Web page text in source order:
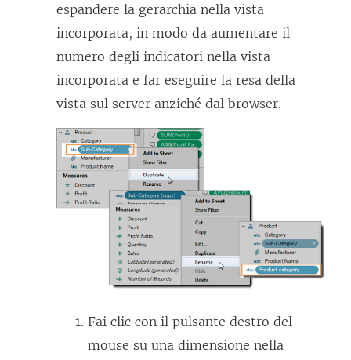
espandere la gerarchia nella vista
incorporata, in modo da aumentare il
numero degli indicatori nella vista
incorporata e far eseguire la resa della
vista sul server anziché dal browser.
Fai clic con il pulsante destro del
mouse su una dimensione nella